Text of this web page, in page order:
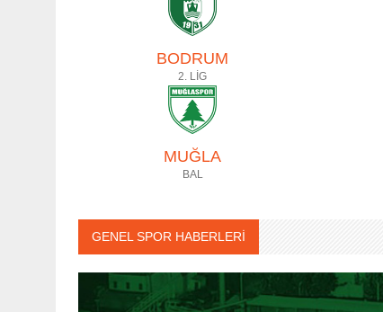
BODRUM
2. LİG
MUĞLA
BAL
GENEL SPOR HABERLERİ